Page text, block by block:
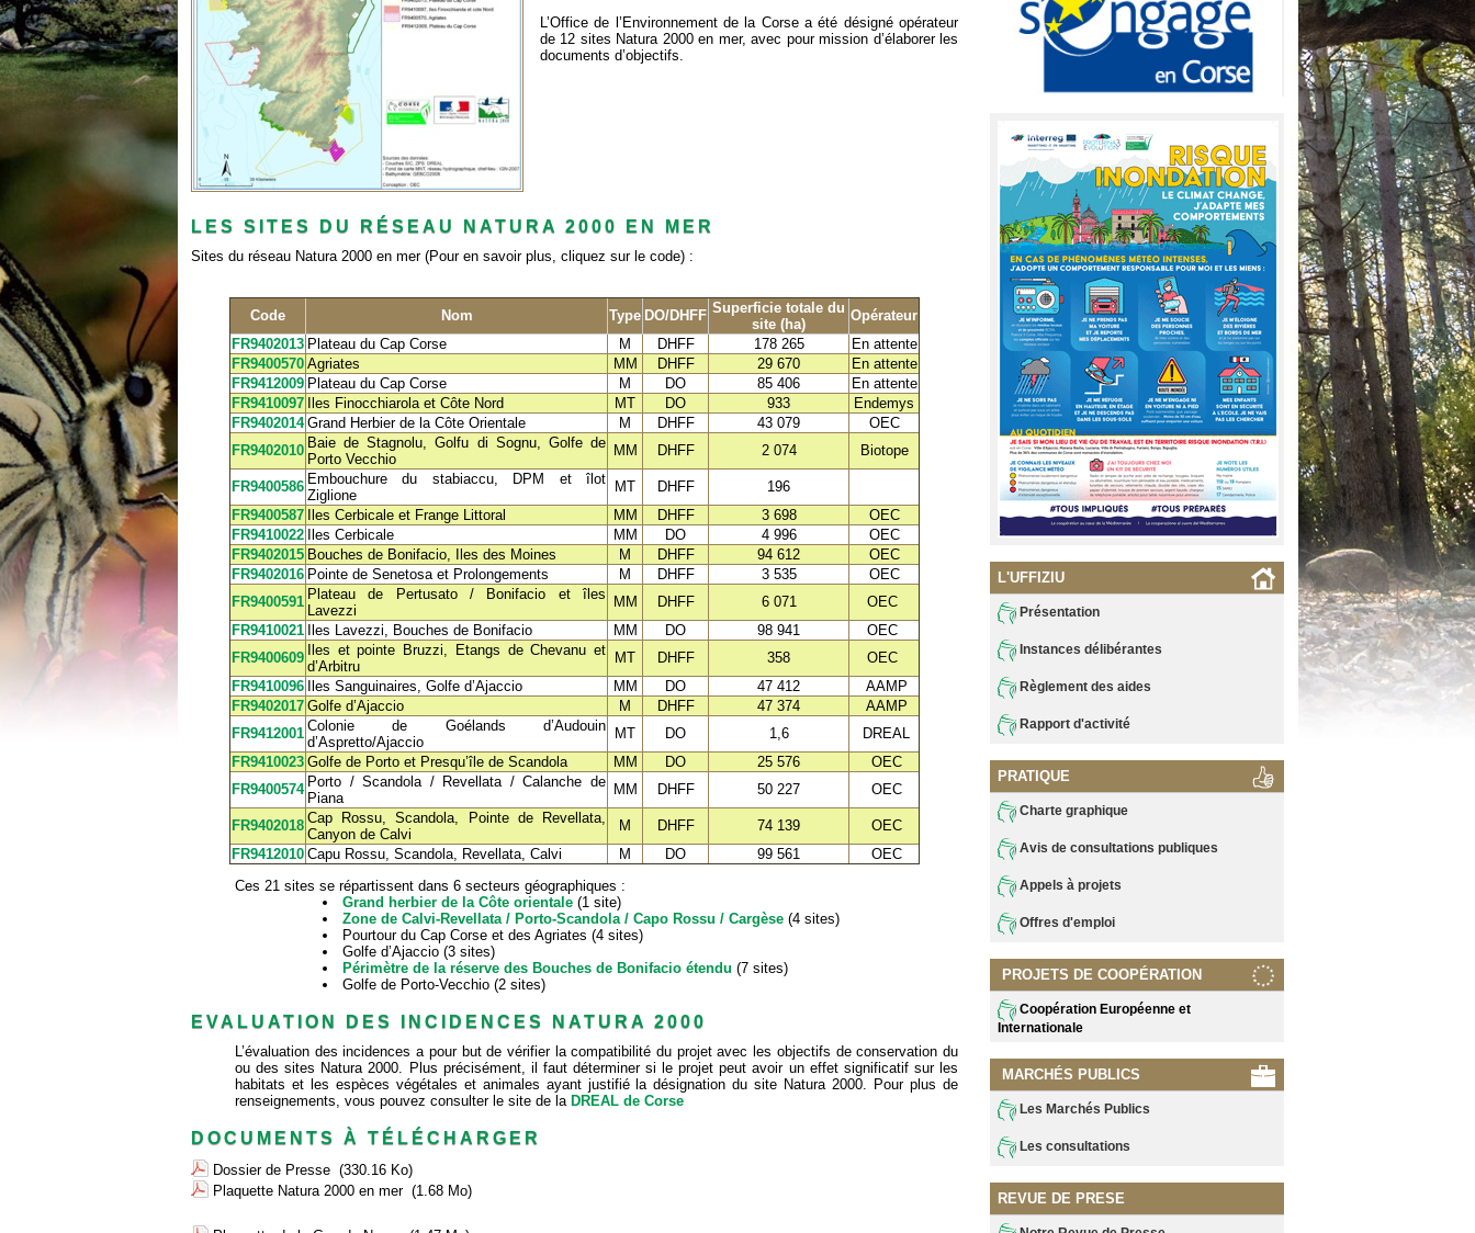
L’Office de l’Environnement de la Corse a été désigné opérateur
de 12 sites Natura 2000 en mer, avec pour mission d’élaborer les
documents d’objectifs.
LES SITES DU RÉSEAU NATURA 2000 EN MER
Sites du réseau Natura 2000 en mer (Pour en savoir plus, cliquez sur le code) :
Code Nom Type DO/DHFF Superficie totale du
site (ha)
Opérateur
FR9402013 Plateau du Cap Corse M DHFF 178 265
En attente
FR9400570 Agriates MM DHFF 29 670
En attente
FR9412009 Plateau du Cap Corse M DO 85 406
En attente
FR9410097
Iles Finocchiarola et Côte Nord MT DO 933
Endemys
FR9402014 Grand Herbier de la Côte Orientale M DHFF 43 079
OEC
FR9402010 Baie de Stagnolu, Golfu di Sognu, Golfe de
Porto Vecchio
MM DHFF 2 074 Biotope
FR9400586 Embouchure du stabiaccu, DPM et îlot
Ziglione
MT DHFF
196
FR9400587
Iles Cerbicale et Frange Littoral MM DHFF 3 698
OEC
FR9410022
Iles Cerbicale MM DO 4 996
OEC
FR9402015 Bouches de Bonifacio, Iles des Moines M DHFF 94 612
OEC
FR9402016 Pointe de Senetosa et Prolongements M DHFF 3 535
OEC
FR9400591 Plateau de Pertusato / Bonifacio et îles
Lavezzi
MM DHFF 6 071
OEC
FR9410021
Iles Lavezzi, Bouches de Bonifacio MM DO 98 941
OEC
FR9400609
Iles et pointe Bruzzi, Etangs de Chevanu et
d’Arbitru
MT DHFF 358
OEC
FR9410096
Iles Sanguinaires, Golfe d’Ajaccio MM DO 47 412
AAMP
FR9402017 Golfe d’Ajaccio M DHFF 47 374
AAMP
FR9412001 Colonie de Goélands d’Audouin
d’Aspretto/Ajaccio
MT DO 1,6
DREAL
FR9410023 Golfe de Porto et Presqu’île de Scandola MM DO 25 576
OEC
FR9400574 Porto / Scandola / Revellata / Calanche de
Piana
MM DHFF 50 227 OEC
FR9402018 Cap Rossu, Scandola, Pointe de Revellata,
Canyon de Calvi
M DHFF 74 139
OEC
FR9412010 Capu Rossu, Scandola, Revellata, Calvi M DO 99 561
OEC
Ces 21 sites se répartissent dans 6 secteurs géographiques :
Grand herbier de la Côte orientale (1 site)
Zone de Calvi-Revellata / Porto-Scandola / Capo Rossu / Cargèse (4 sites)
Pourtour du Cap Corse et des Agriates (4 sites)
Golfe d’Ajaccio (3 sites)
Périmètre de la réserve des Bouches de Bonifacio étendu (7 sites)
Golfe de Porto-Vecchio (2 sites)
EVALUATION DES INCIDENCES NATURA 2000
L’évaluation des incidences a pour but de vérifier la compatibilité du projet avec les objectifs de conservation du
ou des sites Natura 2000. Plus précisément, il faut déterminer si le projet peut avoir un effet significatif sur les
habitats et les espèces végétales et animales ayant justifié la désignation du site Natura 2000. Pour plus de
renseignements, vous pouvez consulter le site de la DREAL de Corse
DOCUMENTS À TÉLÉCHARGER
Dossier de Presse (330.16 Ko)
Plaquette Natura 2000 en mer (1.68 Mo)
L'UFFIZIU
Présentation
Instances délibérantes
Règlement des aides
Rapport d'activité
PRATIQUE
Charte graphique
Avis de consultations publiques
Appels à projets
Offres d'emploi
PROJETS DE COOPÉRATION
Coopération Européenne et
Internationale
MARCHÉS PUBLICS
Les Marchés Publics
Les consultations
REVUE DE PRESE